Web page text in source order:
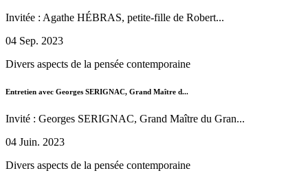
Invitée : Agathe HÉBRAS, petite-fille de Robert...
04 Sep. 2023
Divers aspects de la pensée contemporaine
Entretien avec Georges SERIGNAC, Grand Maître d...
Invité : Georges SERIGNAC, Grand Maître du Gran...
04 Juin. 2023
Divers aspects de la pensée contemporaine